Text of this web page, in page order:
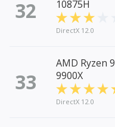
32
10875H
DirectX 12.0
33
AMD Ryzen 9
9900X
DirectX 12.0